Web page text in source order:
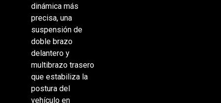
dinámica más
precisa, una
suspensión de
doble brazo
delantero y
multibrazo trasero
que estabiliza la
postura del
vehículo en